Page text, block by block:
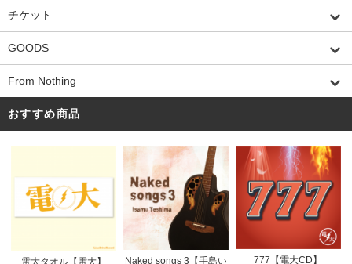
チケット
GOODS
From Nothing
おすすめ商品
Naked songs 3【手島い
777【電大CD】